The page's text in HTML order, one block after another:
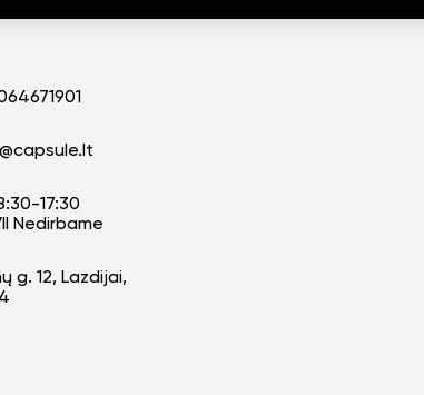
17:30
Nedirbame
g. 12, Lazdijai,